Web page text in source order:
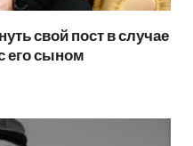
свой пост в случае
его сыном